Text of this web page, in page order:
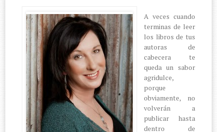
A veces cuando
terminas de leer
los libros de tus
autoras de
cabecera te
queda un sabor
agridulce,
porque
obviamente, no
volverán a
publicar hasta
dentro de